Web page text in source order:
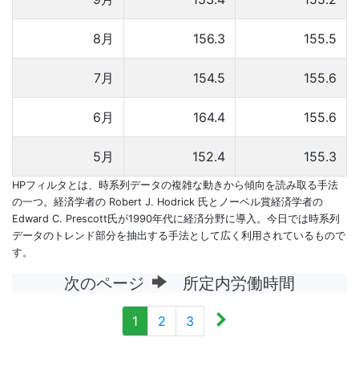
8月 156.3 155.5
7月 154.5 155.6
6月 164.4 155.6
5月 152.4 155.3
HPフィルタとは、時系列データの複雑な動きから傾向を読み取る手法
の一つ。経済学者の Robert J. Hodrick 氏とノーベル賞経済学者の
Edward C. Prescott氏が1990年代に経済分野に導入。今日では時系列
データのトレンド部分を抽出する手法として広く利用されているもので
す。
次のページ 所定内労働時間
1 2 3